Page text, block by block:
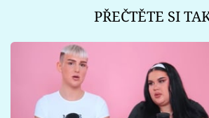
PŘEČTĚTE SI